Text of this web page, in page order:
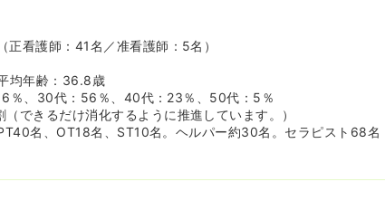
看護師：41名／准看護師：5名）
均年齢：36.8歳
％、30代：56％、40代：23％、50代：5％
（できるだけ消化するように推進しています。）
名、OT18名、ST10名。ヘルパー約30名。セラピスト68